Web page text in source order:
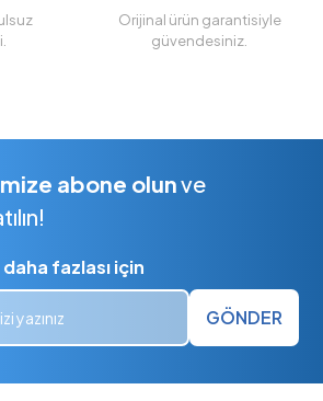
Orijinal ürün garantisiyle
güvendesiniz.
abone olunve
fazlası için
GÖNDER